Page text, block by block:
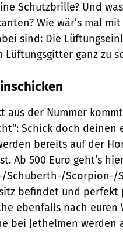
Schutzbrille? Und
Wie wär’s mal
sind: Die
ganz zu
aus der Nummer
Schick doch deinen
bereits auf der
Ab 500 Euro geht’s
Schuberth-/Scorpion-/
befindet und perfekt
ebenfalls nach euren
bei Jethelmen werden